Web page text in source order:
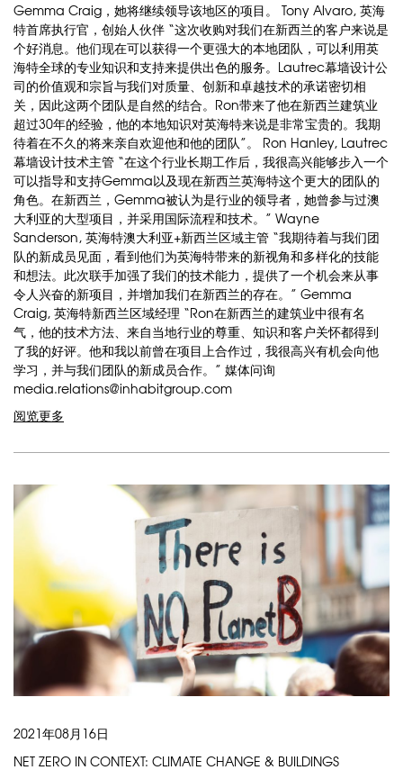
Gemma Craig，她将继续领导该地区的项目。 Tony Alvaro, 英海
特首席执行官，创始人伙伴 “这次收购对我们在新西兰的客户来说是
个好消息。他们现在可以获得一个更强大的本地团队，可以利用英
海特全球的专业知识和支持来提供出色的服务。Lautrec幕墙设计公
司的价值观和宗旨与我们对质量、创新和卓越技术的承诺密切相
关，因此这两个团队是自然的结合。Ron带来了他在新西兰建筑业
超过30年的经验，他的本地知识对英海特来说是非常宝贵的。我期
待着在不久的将来亲自欢迎他和他的团队”。 Ron Hanley, Lautrec
幕墙设计技术主管 “在这个行业长期工作后，我很高兴能够步入一个
可以指导和支持Gemma以及现在新西兰英海特这个更大的团队的
角色。在新西兰，Gemma被认为是行业的领导者，她曾参与过澳
大利亚的大型项目，并采用国际流程和技术。” Wayne
Sanderson, 英海特澳大利亚+新西兰区域主管 “我期待着与我们团
队的新成员见面，看到他们为英海特带来的新视角和多样化的技能
和想法。此次联手加强了我们的技术能力，提供了一个机会来从事
令人兴奋的新项目，并增加我们在新西兰的存在。” Gemma
Craig, 英海特新西兰区域经理 “Ron在新西兰的建筑业中很有名
气，他的技术方法、来自当地行业的尊重、知识和客户关怀都得到
了我的好评。他和我以前曾在项目上合作过，我很高兴有机会向他
学习，并与我们团队的新成员合作。” 媒体问询
media.relations@inhabitgroup.com
阅览更多
2021年08月16日
NET ZERO IN CONTEXT: CLIMATE CHANGE & BUILDINGS